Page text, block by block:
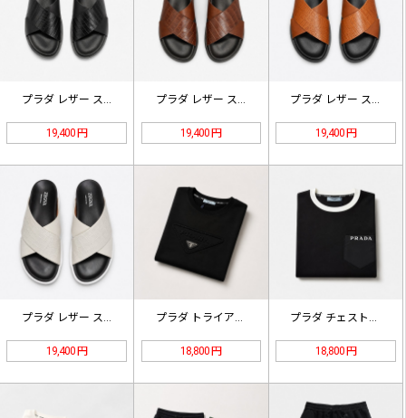
プラダ レザー スライドサンダル ブ…
19,400 円
プラダ レザー スライドサンダル ブ…
19,400 円
プラダ レザー スライドサンダル オ…
19,400 円
19,400 円 18,800 円 18,800 円